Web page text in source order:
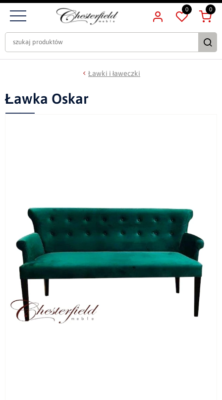
0 0
Ławki i ławeczki
Ławka Oskar